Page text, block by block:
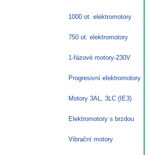
1000 ot. elektromotory
750 ot. elektromotory
1-fázové motory-230V
Progresivní elektromotory
Motory 3AL, 3LC (IE3)
Elektromotory s brzdou
Vibrační motory